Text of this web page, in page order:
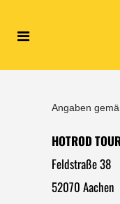
Angaben
HOTROD
Feldstraße 38
52070 Aachen